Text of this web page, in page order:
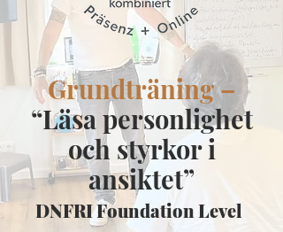
Grundträning –
“Läsa personlighet
och styrkor i
ansiktet”
DNFRI Foundation Level